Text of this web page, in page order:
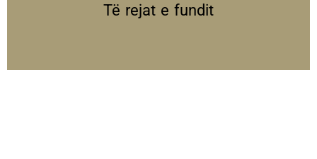
Të rejat e fundit